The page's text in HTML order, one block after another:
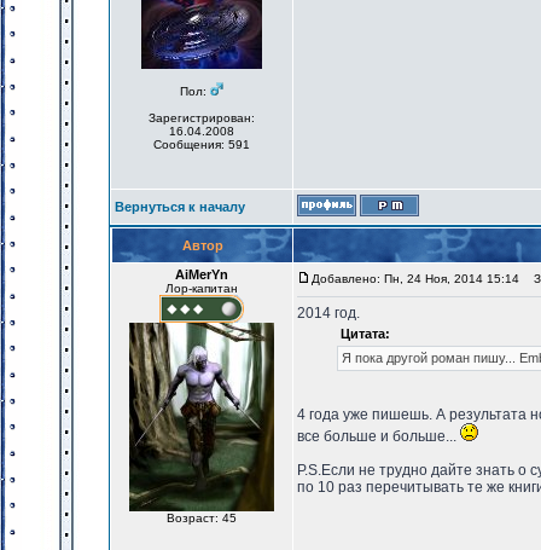
Пол:
Зарегистрирован:
16.04.2008
Сообщения: 591
Вернуться к началу
Автор
AiMerYn
Лор-капитан
Возраст: 45
Добавлено: Пн, 24 Ноя, 2014 15:14
2014 год.
Цитата:
Я пока другой роман пишу...
4 года уже пишешь. А результата
все больше и больше...
P.S.Если не трудно дайте знать о
по 10 раз перечитывать те же